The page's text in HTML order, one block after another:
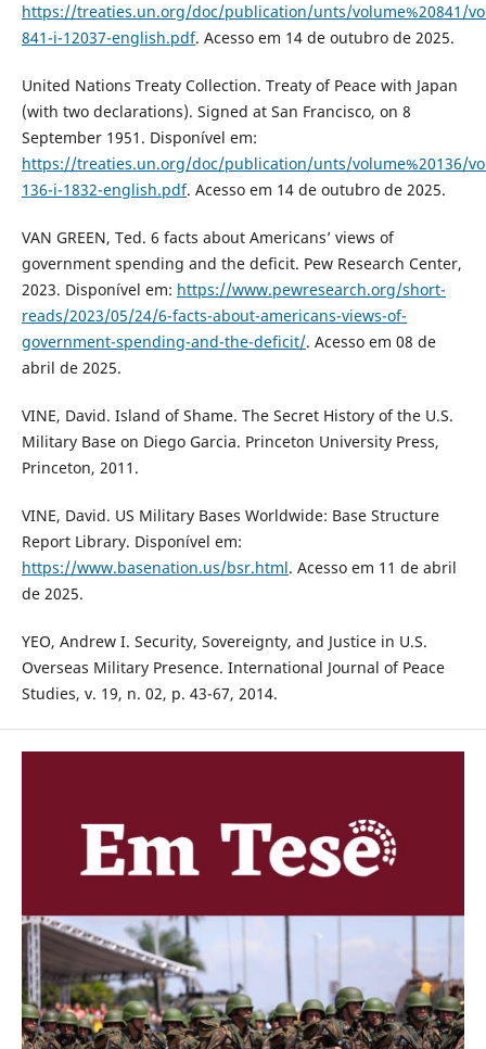
https://treaties.un.org/doc/publication/unts/volume%20841/
841-i-12037-english.pdf. Acesso em 14 de outubro de 2025.
United Nations Treaty Collection. Treaty of Peace with Japan
(with two declarations). Signed at San Francisco, on 8
September 1951. Disponível em:
https://treaties.un.org/doc/publication/unts/volume%20136/
136-i-1832-english.pdf. Acesso em 14 de outubro de 2025.
VAN GREEN, Ted. 6 facts about Americans’ views of
government spending and the deficit. Pew Research Center,
2023. Disponível em: https://www.pewresearch.org/short-
reads/2023/05/24/6-facts-about-americans-views-of-
government-spending-and-the-deficit/. Acesso em 08 de
abril de 2025.
VINE, David. Island of Shame. The Secret History of the U.S.
Military Base on Diego Garcia. Princeton University Press,
Princeton, 2011.
VINE, David. US Military Bases Worldwide: Base Structure
Report Library. Disponível em:
https://www.basenation.us/bsr.html. Acesso em 11 de abril
de 2025.
YEO, Andrew I. Security, Sovereignty, and Justice in U.S.
Overseas Military Presence. International Journal of Peace
Studies, v. 19, n. 02, p. 43-67, 2014.